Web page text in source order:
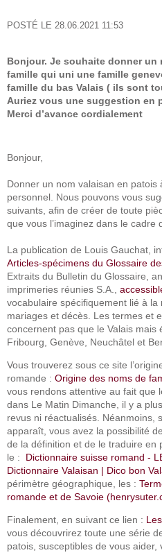
POSTÉ LE 28.06.2021 11:53
Bonjour. Je souhaite donner un
famille qui uni une famille
famille du bas Valais ( ils sont
Auriez vous une suggestion en
Merci d’avance cordialement
Bonjour,
Donner un nom valaisan en
personnel. Nous pouvons vous
suivants, afin de créer de toute
que vous l’imaginez dans le cadre
La publication de Louis Gauchat,
Articles-spécimens du Glossaire
Extraits du Bulletin du Glossaire,
imprimeries réunies S.A.,
vocabulaire spécifiquement lié à la
mariages et décès. Les termes et
concernent pas que le Valais mais
Fribourg, Genève, Neuchâtel et
Vous trouverez sous ce site
romande : Origine des noms de
vous rendons attentive au fait que
dans Le Matin Dimanche, il y a
revus ni réactualisés. Néanmoins,
apparaît, vous avez la possibilité
de la définition et de le traduire en
le : Dictionnaire suisse romand -
Dictionnaire Valaisan | Dico bon
périmètre géographique, les :
romande et de Savoie
Finalement, en suivant ce lien :
vous découvrirez toute une série
patois, susceptibles de vous